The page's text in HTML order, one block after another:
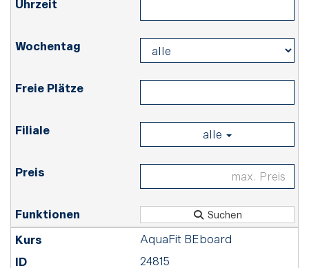
alle
Suchen
AquaFit BEboard
24815